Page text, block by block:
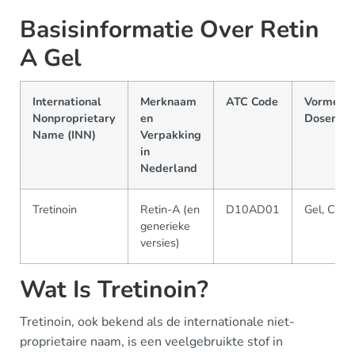
Basisinformatie Over Retin
A Gel
International
Nonproprietary
Name (INN)
Merknaam
en
Verpakking
in
Nederland
ATC Code
Vormen
Tretinoin
Retin-A (en
generieke
versies)
D10AD01 Gel,
Wat Is Tretinoin?
Tretinoin, ook bekend als de internationale niet-
proprietaire naam, is een veelgebruikte stof in